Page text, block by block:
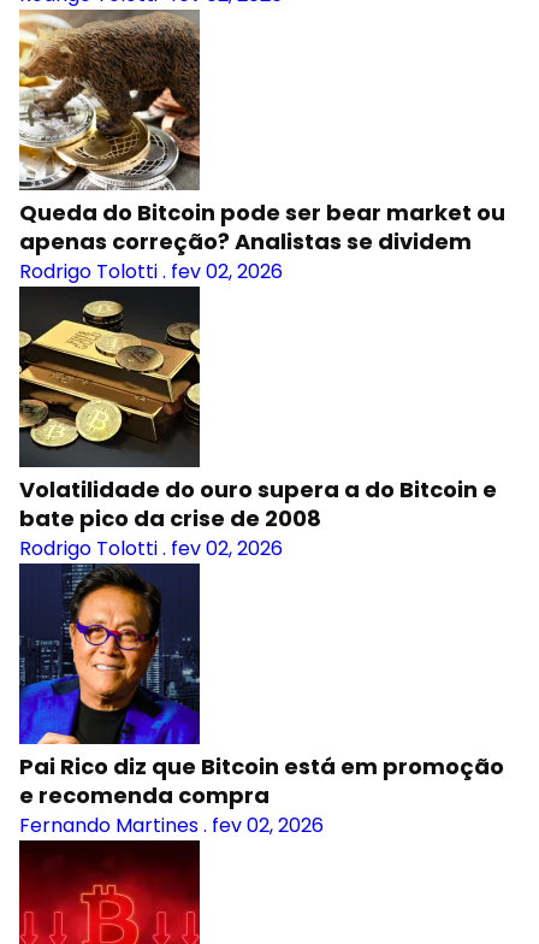
Queda do Bitcoin pode ser bear market ou
apenas correção? Analistas se dividem
Rodrigo Tolotti. fev 02, 2026
Volatilidade do ouro supera a do Bitcoin e
bate pico da crise de 2008
Rodrigo Tolotti. fev 02, 2026
Pai Rico diz que Bitcoin está em promoção
e recomenda compra
Fernando Martines. fev 02, 2026